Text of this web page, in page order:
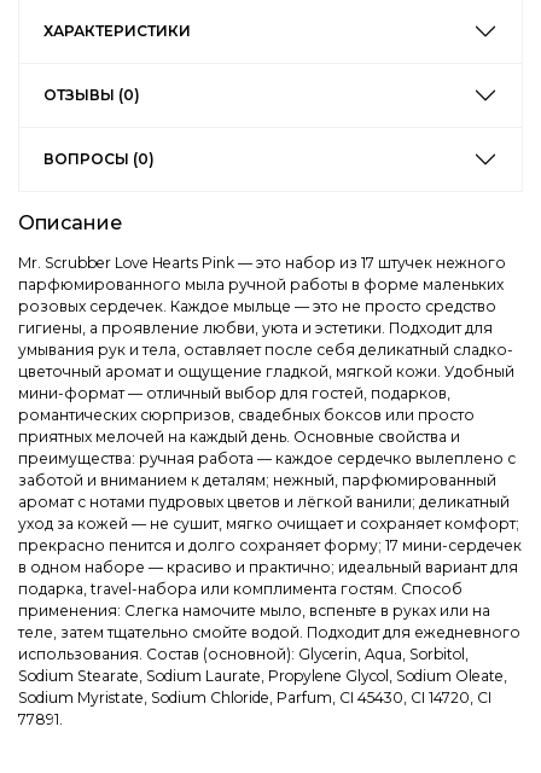
ХАРАКТЕРИСТИКИ
ОТЗЫВЫ (0)
ВОПРОСЫ (0)
Описание
Mr. Scrubber Love Hearts Pink — это набор из 17 штучек нежного
парфюмированного мыла ручной работы в форме маленьких
розовых сердечек. Каждое мыльце — это не просто средство
гигиены, а проявление любви, уюта и эстетики. Подходит для
умывания рук и тела, оставляет после себя деликатный сладко-
цветочный аромат и ощущение гладкой, мягкой кожи. Удобный
мини-формат — отличный выбор для гостей, подарков,
романтических сюрпризов, свадебных боксов или просто
приятных мелочей на каждый день. Основные свойства и
преимущества: ручная работа — каждое сердечко вылеплено с
заботой и вниманием к деталям; нежный, парфюмированный
аромат с нотами пудровых цветов и лёгкой ванили; деликатный
уход за кожей — не сушит, мягко очищает и сохраняет комфорт;
прекрасно пенится и долго сохраняет форму; 17 мини-сердечек
в одном наборе — красиво и практично; идеальный вариант для
подарка, travel-набора или комплимента гостям. Способ
применения: Слегка намочите мыло, вспеньте в руках или на
теле, затем тщательно смойте водой. Подходит для ежедневного
использования. Состав (основной): Glycerin, Aqua, Sorbitol,
Sodium Stearate, Sodium Laurate, Propylene Glycol, Sodium Oleate,
Sodium Myristate, Sodium Chloride, Parfum, CI 45430, CI 14720, CI
77891.